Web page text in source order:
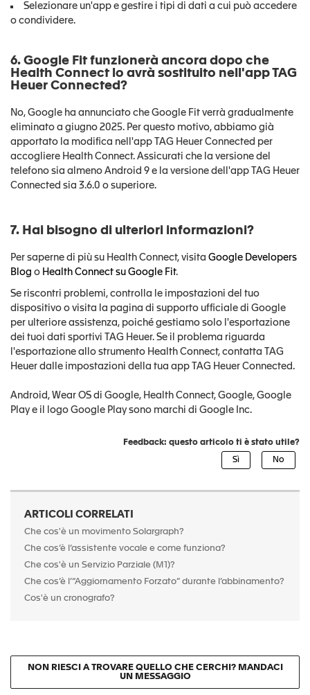
Selezionare un'app e gestire i tipi di dati a cui può accedere
o condividere.
6. Google Fit funzionerà ancora dopo che
Health Connect lo avrà sostituito nell'app TAG
Heuer Connected?
No, Google ha annunciato che Google Fit verrà gradualmente
eliminato a giugno 2025. Per questo motivo, abbiamo già
apportato la modifica nell'app TAG Heuer Connected per
accogliere Health Connect. Assicurati che la versione del
telefono sia almeno Android 9 e la versione dell'app TAG Heuer
Connected sia 3.6.0 o superiore.
7. Hai bisogno di ulteriori informazioni?
Per saperne di più su Health Connect, visita Google Developers
Blog o Health Connect su Google Fit.
Se riscontri problemi, controlla le impostazioni del tuo
dispositivo o visita la pagina di supporto ufficiale di Google
per ulteriore assistenza, poiché gestiamo solo l'esportazione
dei tuoi dati sportivi TAG Heuer. Se il problema riguarda
l'esportazione allo strumento Health Connect, contatta TAG
Heuer dalle impostazioni della tua app TAG Heuer Connected.
Android, Wear OS di Google, Health Connect, Google, Google
Play e il logo Google Play sono marchi di Google Inc.
Feedback: questo articolo ti è stato utile?
ARTICOLI CORRELATI
Che cos'è un movimento Solargraph?
Che cos’è l’assistente vocale e come funziona?
Che cos'è un Servizio Parziale (M1)?
Che cos’è l’“Aggiornamento Forzato” durante l’abbinamento?
Cos'è un cronografo?
NON RIESCI A TROVARE QUELLO CHE CERCHI? MANDACI
UN MESSAGGIO